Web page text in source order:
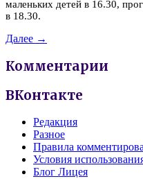
маленьких детей в 16.30,
в 18.30.
Далее →
Комментарии
ВКонтакте
Редакция
Разное
Правила
Условия
Блог Лицея